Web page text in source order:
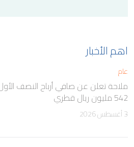
اهم الأخبار
عام
542 مليون ريال قطري
3 أغسطس 2026